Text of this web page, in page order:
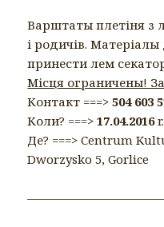
Варштаты плетіня з
і родичів.
принести лем
Місця ограничены!
Контакт ===> 504 603
Коли? ===> 17.04.2016
Де? ===> Centrum
Dworzysko 5, Gorlice